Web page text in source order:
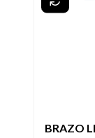
BRAZO